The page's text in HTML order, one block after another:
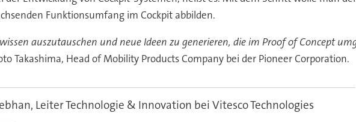
Funktionsumfang im Cockpit abbilden.
auszutauschen und neue Ideen zu generieren, die im Proof of Concept
Takashima, Head of Mobility Products Company bei der Pioneer Corporation.
Leiter Technologie & Innovation bei Vitesco Technologies